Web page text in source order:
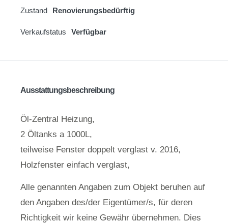
Zustand Renovierungsbedürftig
Verkaufstatus Verfügbar
Ausstattungsbeschreibung
Öl-Zentral Heizung,
2 Öltanks a 1000L,
teilweise Fenster doppelt verglast v. 2016,
Holzfenster einfach verglast,
Alle genannten Angaben zum Objekt beruhen auf
den Angaben des/der Eigentümer/s, für deren
Richtigkeit wir keine Gewähr übernehmen. Dies